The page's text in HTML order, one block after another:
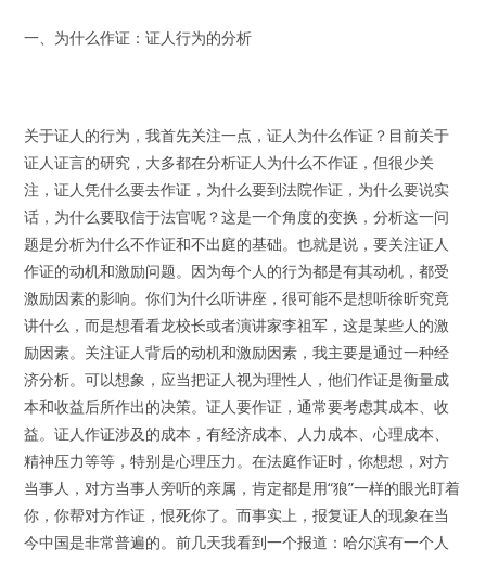
一、为什么作证：证人行为的分析
关于证人的行为，我首先关注一点，证人为什么作证？目前关于
证人证言的研究，大多都在分析证人为什么不作证，但很少关
注，证人凭什么要去作证，为什么要到法院作证，为什么要说实
话，为什么要取信于法官呢？这是一个角度的变换，分析这一问
题是分析为什么不作证和不出庭的基础。也就是说，要关注证人
作证的动机和激励问题。因为每个人的行为都是有其动机，都受
激励因素的影响。你们为什么听讲座，很可能不是想听徐昕究竟
讲什么，而是想看看龙校长或者演讲家李祖军，这是某些人的激
励因素。关注证人背后的动机和激励因素，我主要是通过一种经
济分析。可以想象，应当把证人视为理性人，他们作证是衡量成
本和收益后所作出的决策。证人要作证，通常要考虑其成本、收
益。证人作证涉及的成本，有经济成本、人力成本、心理成本、
精神压力等等，特别是心理压力。在法庭作证时，你想想，对方
当事人，对方当事人旁听的亲属，肯定都是用“狼”一样的眼光盯着
你，你帮对方作证，恨死你了。而事实上，报复证人的现象在当
今中国是非常普遍的。前几天我看到一个报道：哈尔滨有一个人